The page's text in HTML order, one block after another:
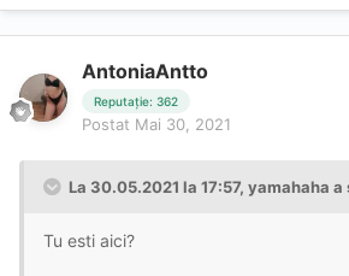
AntoniaAntto
Reputație: 362
Postat Mai 30, 2021
La 30.05.2021 la 17:57, yamahaha a
Tu esti aici?